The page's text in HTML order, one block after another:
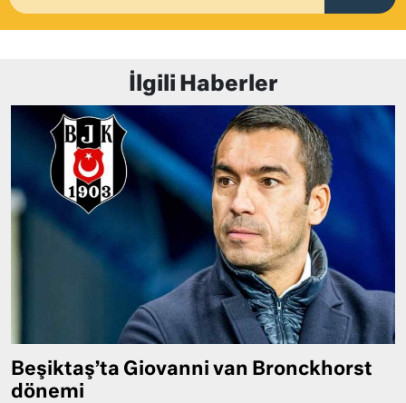
İlgili Haberler
Beşiktaş’ta Giovanni van Bronckhorst
dönemi